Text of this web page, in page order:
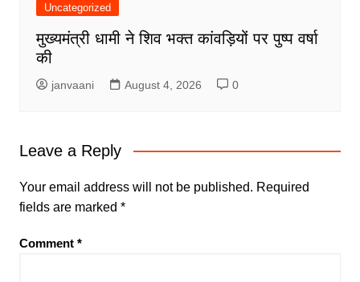
Uncategorized
मुख्यमंत्री धामी ने शिव भक्त कांवड़ियों पर पुष्प वर्षा
की
janvaani August 4, 2026 0
Leave a Reply
Your email address will not be published. Required
fields are marked *
Comment *